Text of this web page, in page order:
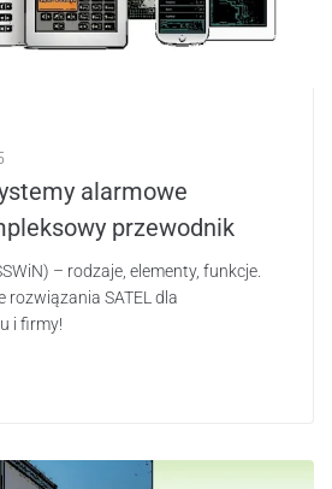
alarmowe
przewodnik
– rodzaje, elementy, funkcje.
rozwiązania SATEL dla
i firmy!